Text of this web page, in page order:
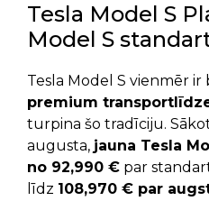
Tesla Model S
Model S
Tesla Model S vienmēr ir
premium
turpina šo tradīciju.
augusta, jauna Tesla
no 92,990 € par
līdz 108,970 € par